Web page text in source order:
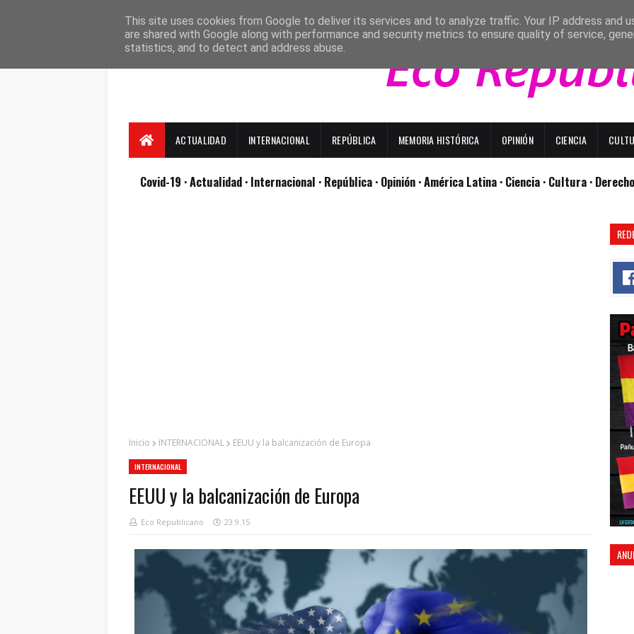
ACTUALIDAD INTERNACIONAL REPÚBLICA MEMORIA HISTÓRICA OPINIÓN CIENCIA
Covid-19 · Actualidad · Internacional · República · Opinión · América Latina · Ciencia · Cultura ·
Inicio INTERNACIONAL EEUU y la balcanización de Europa
INTERNACIONAL
EEUU y la balcanización de Europa
Eco Republicano 23.9.15
This site uses cookies from Google to deliver its services and to analyze traffic. Your IP address and
are shared with Google along with performance and security metrics to ensure quality of service,
statistics, and to detect and address abuse.